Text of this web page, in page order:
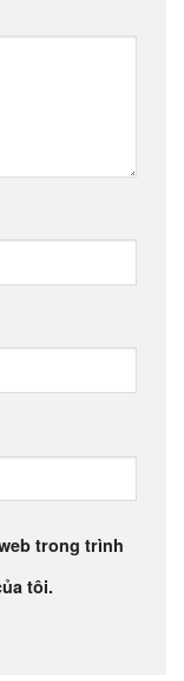
trong trình
tôi.